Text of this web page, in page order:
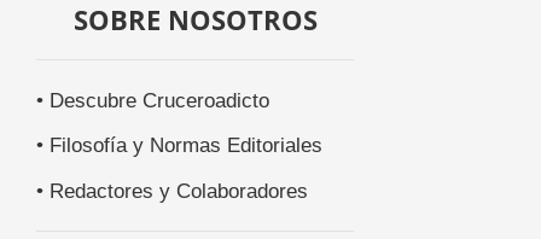
SOBRE NOSOTROS
• Descubre Cruceroadicto
• Filosofía y Normas Editoriales
• Redactores y Colaboradores